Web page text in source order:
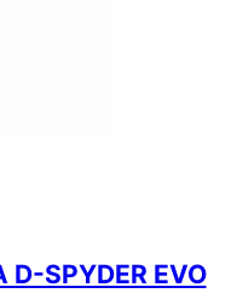
D-SPYDER EVO